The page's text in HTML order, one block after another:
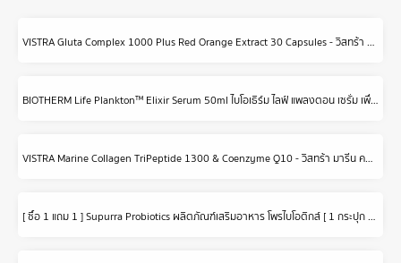
VISTRA Gluta Complex 1000 Plus Red Orange Extract 30 Capsules - วิสทร้า กลูต้า คอมเพล็กซ์ 1000 พลัส เรด ออเร้นจ์ (30 เม็ด)
BIOTHERM Life Plankton™ Elixir Serum 50ml ไบโอเธิร์ม ไลฟ์ แพลงตอน เซรั่ม เพื่อผิวอ่อนเยาว์ ชุ่มชื้น (เซรั่ม สกินแคร์ แพลงตอน)
VISTRA Marine Collagen TriPeptide 1300 & Coenzyme Q10 - วิสทร้า มารีน คอลลาเจน ไตรเปปไทด์ 1300 แอนด์ โคเอนไซม์ คิวเท็น พลัส (30 เม็ด)
[ ซื้อ 1 แถม 1 ] Supurra Probiotics ผลิตภัณฑ์เสริมอาหาร โพรไบโอติกส์ [ 1 กระปุก 30 แคปซูล ] ตราสุเพอร์ร่า บำรุง